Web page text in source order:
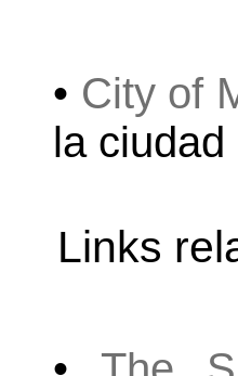
• City of
la
Links